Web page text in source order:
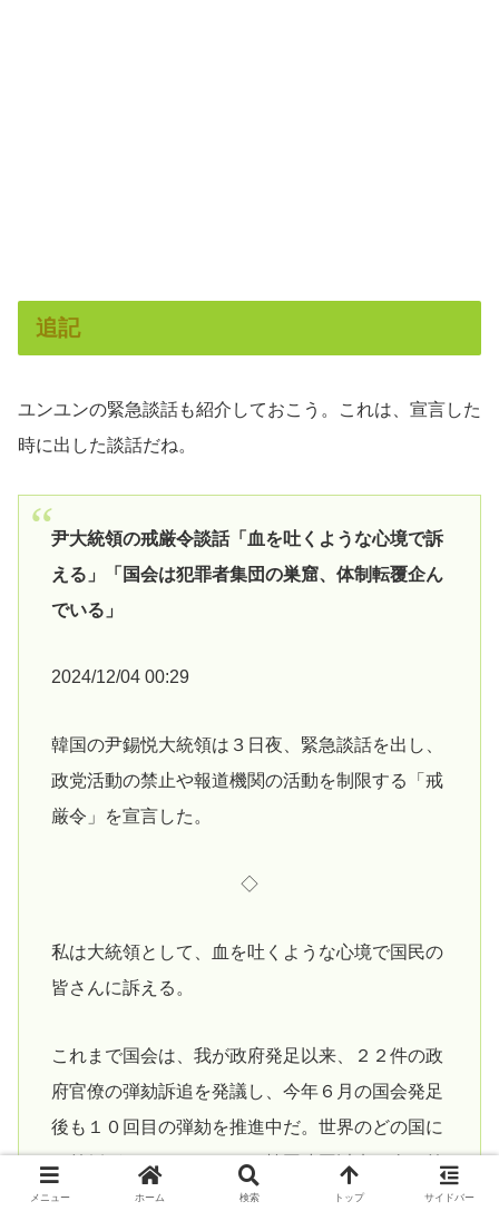
追記
ユンユンの緊急談話も紹介しておこう。これは、宣言した
時に出した談話だね。
尹大統領の戒厳令談話「血を吐くような心境で訴
える」「国会は犯罪者集団の巣窟、体制転覆企ん
でいる」
2024/12/04 00:29
韓国の尹錫悦大統領は３日夜、緊急談話を出し、
政党活動の禁止や報道機関の活動を制限する「戒
厳令」を宣言した。
◇
私は大統領として、血を吐くような心境で国民の
皆さんに訴える。
これまで国会は、我が政府発足以来、２２件の政
府官僚の弾劾訴追を発議し、今年６月の国会発足
後も１０回目の弾劾を推進中だ。世界のどの国に
も前例がないだけでなく、韓国建国以来、全く前
例がない状況だ。
メニュー ホーム 検索 トップ サイドバー